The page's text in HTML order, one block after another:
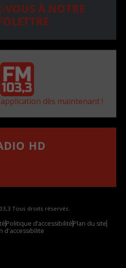
VOUS À NOTRE
dès maintenant !
HD
Tous droits réservés.
Politique d’accessibilitéPlan du site
d'accessibilite